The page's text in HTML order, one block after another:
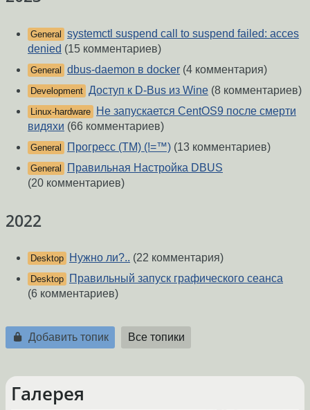
General systemctl suspend call to suspend failed: acces
denied (15 комментариев)
General dbus-daemon в docker (4 комментария)
Development Доступ к D-Bus из Wine (8 комментариев)
Linux-hardware
Не запускается CentOS9 после смерти
видяхи (66 комментариев)
General Прогресс (ТМ) (!=™) (13 комментариев)
General
Правильная Настройка DBUS
(20 комментариев)
2022
Desktop Нужно ли?.. (22 комментария)
Desktop
Правильный запуск графического сеанса
(6 комментариев)
Добавить топик Все топики
Галерея